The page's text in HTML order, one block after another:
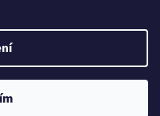
práva vyhrazena.